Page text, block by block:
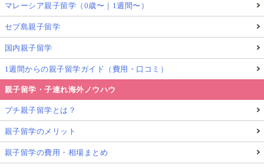
マレーシア親子留学（0歳〜｜1週間〜）
セブ島親子留学
国内親子留学
1週間からの親子留学ガイド（費用・口コミ）
親子留学・子連れ海外ノウハウ
プチ親子留学とは？
親子留学のメリット
親子留学の費用・相場まとめ